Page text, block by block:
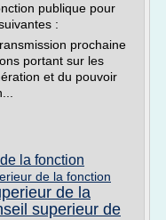
publique pour
:
prochaine
portant sur les
et du pouvoir
la fonction
de la fonction
de la
superieur de